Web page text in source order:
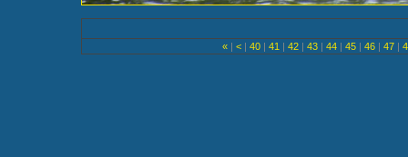
« | < | 40 | 41 | 42 | 43 | 44 | 45 | 46 | 47 |